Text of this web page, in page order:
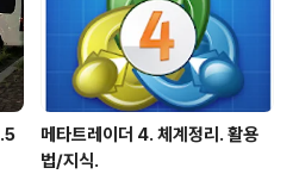
메타트레이더 4. 체계정리. 활용
법/지식.